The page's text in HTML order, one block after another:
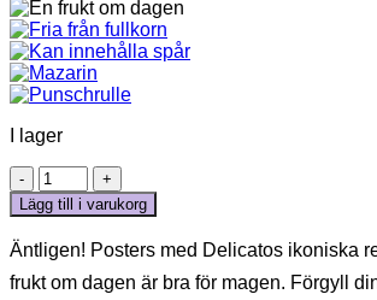
I lager
POSTER
“EN
FRUKT
OM
DAGEN“
mängd
Lägg till i varukorg
Äntligen! Posters med Delicatos ikoniska
frukt om dagen är bra för magen. Förgyll